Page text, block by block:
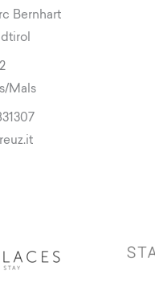
Bernhart
Mals